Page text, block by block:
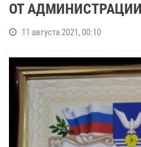
ОТ АДМИНИСТРАЦИИ
11 августа 2021, 00:10